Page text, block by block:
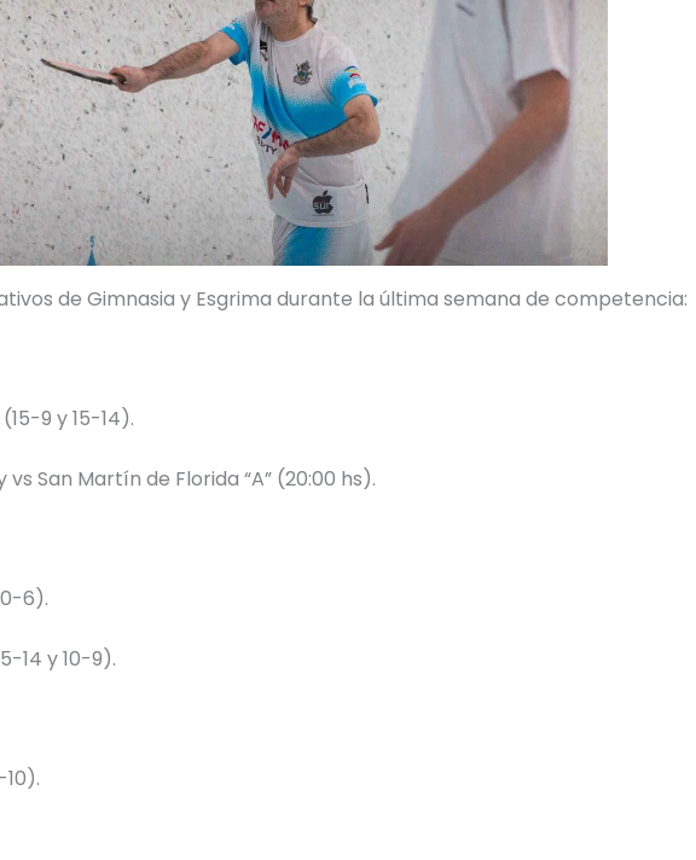
de Gimnasia y Esgrima durante la última semana de competencia:
9 y 15-14).
San Martín de Florida “A” (20:00 hs).
6).
14 y 10-9).
10).